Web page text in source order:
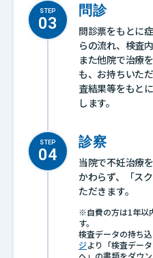
STEP 問診
問診票をもとに
らの流れ、検査
また他院で治療
も、お持ちいた
査結果等をもと
します。
STEP 診察
当院で不妊治療
かわらず、「ス
ただきます。
※自費の方は1年以
す。
検査データの持ち込
ジより「検査デー
へ」の書類をダウ